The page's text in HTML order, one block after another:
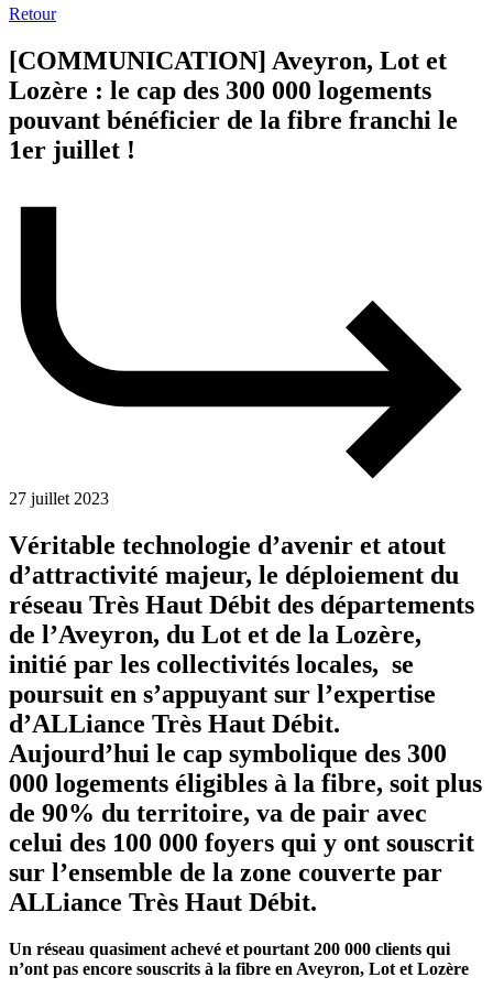
Retour
[COMMUNICATION] Aveyron, Lot et
Lozère : le cap des 300 000 logements
pouvant bénéficier de la fibre franchi le
1er juillet !
27 juillet 2023
Véritable technologie d’avenir et atout
d’attractivité majeur, le déploiement du
réseau Très Haut Débit des départements
de l’Aveyron, du Lot et de la Lozère,
initié par les collectivités locales, se
poursuit en s’appuyant sur l’expertise
d’ALLiance Très Haut Débit.
Aujourd’hui le cap symbolique des 300
000 logements éligibles à la fibre, soit plus
de 90% du territoire, va de pair avec
celui des 100 000 foyers qui y ont souscrit
sur l’ensemble de la zone couverte par
ALLiance Très Haut Débit.
Un réseau quasiment achevé et pourtant 200 000 clients qui
n’ont pas encore souscrits à la fibre en Aveyron, Lot et Lozère